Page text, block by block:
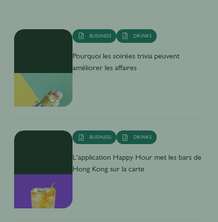
BUSINESS DRINKS
Pourquoi les soirées trivia peuvent
améliorer les affaires
BUSINESS DRINKS
L'application Happy Hour met les bars de
Hong Kong sur la carte